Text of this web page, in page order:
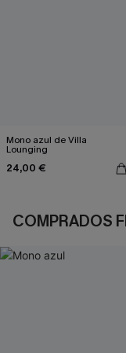
Mono azul de Villa
Lounging
24,00 €
COMPRADOS